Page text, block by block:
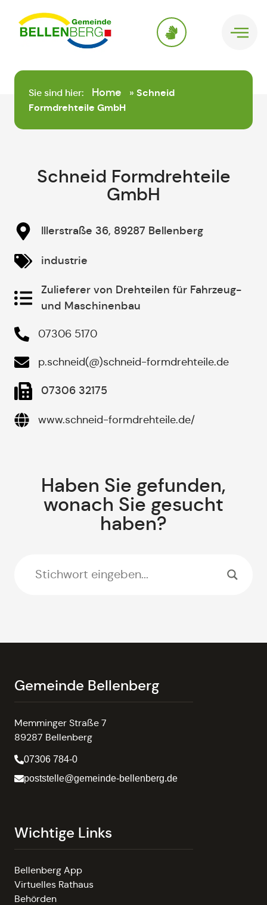
springen
Sie sind hier: Home » Schneid
Formdrehteile GmbH
Schneid Formdrehteile
GmbH
Illerstraße 36, 89287 Bellenberg
industrie
Zulieferer von Drehteilen für Fahrzeug-
und Maschinenbau
07306 5170
p.schneid(@)schneid-formdrehteile.de
07306 32175
www.schneid-formdrehteile.de/
Haben Sie gefunden,
wonach Sie gesucht
haben?
Gemeinde Bellenberg
Memminger Straße 7
89287 Bellenberg
07306 784-0
poststelle@gemeinde-bellenberg.de
Wichtige Links
Bellenberg App
Virtuelles Rathaus
Behörden